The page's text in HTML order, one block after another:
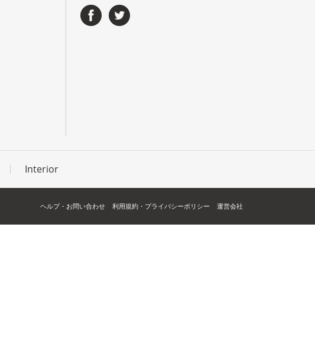
Interior
ヘルプ・お問い合わせ 利用規約・プライバシーポリシー 運営会社